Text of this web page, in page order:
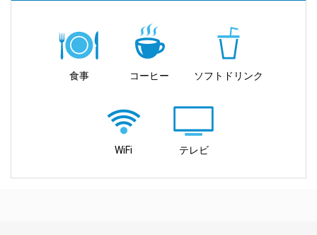
Satun Pakbara スピードボートクラブは、旅行者の多様なニーズに
ードボートでクラダン島やピピ島などの象徴的な目的地へ迅速か
ットメントを誇りに思い、あなたが夢の島に問題なく到着できる
ようお手伝いします。
フェリー運航の分野での先駆者として、私たちのビジョンは地平
線をはるかに超えています。旅行者がアンダマン海の沿岸の宝石
の壮麗さに浸りながら、持続可能で責任ある観光の原則を守る未
来を想像しています。これらの自然の驚異を保護し、次世代に向
ミッション:
島や他の魅力的な目的地への効率的で楽しいスピードボートサー
ビスを提供することに全力を尽くします。安全性と顧客満足度を
重視し、すべてのお客様に忘れられない思い出を作ることを目指
食事 コーヒー ソフトドリンク
WiFi テレビ